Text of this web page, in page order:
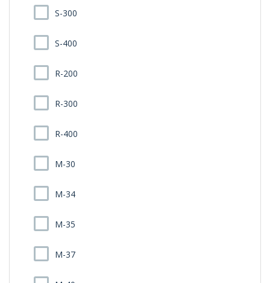
S-300
S-400
R-200
R-300
R-400
M-30
M-34
M-35
M-37